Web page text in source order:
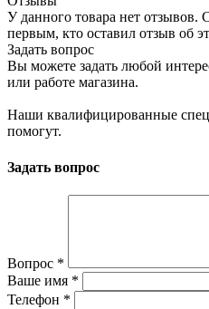
У данного товара нет отзывов.
первым, кто оставил отзыв об
Задать вопрос
Вы можете задать любой
или работе магазина.
Наши квалифицированные
помогут.
Задать вопрос
Вопрос *
Ваше имя *
Телефон *